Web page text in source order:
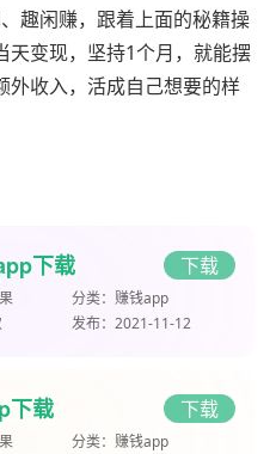
趣闲赚，跟着上面的秘籍操
天变现，坚持1个月，就能摆
外收入，活成自己想要的样
下载 下载
分类： 赚钱app
发布： 2021-11-12
下载 下载
分类： 赚钱app